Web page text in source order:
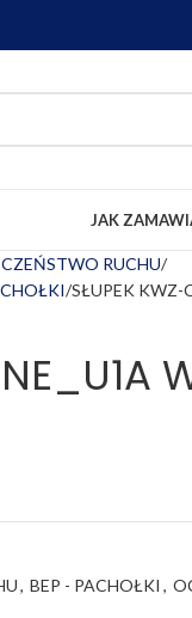
JAK
RUCHU
SŁUPEK KWZ-
, BEP - PACHOŁKI ,